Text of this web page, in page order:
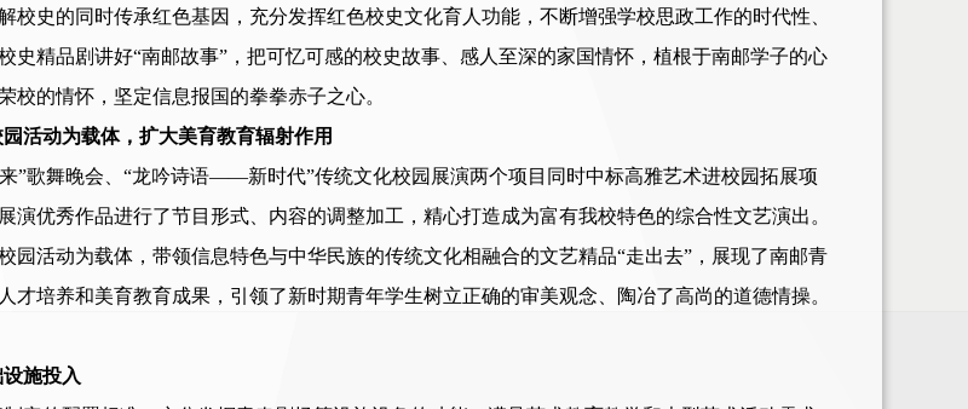
校史的同时传承红色基因，充分发挥红色校史文化育人功能，不断增强学校思政工作的时代性、
史精品剧讲好“南邮故事”，把可忆可感的校史故事、感人至深的家国情怀，植根于南邮学子的心
校的情怀，坚定信息报国的拳拳赤子之心。
活动为载体，扩大美育教育辐射作用
来”歌舞晚会、“龙吟诗语——新时代”传统文化校园展演两个项目同时中标高雅艺术进校园拓展项
演优秀作品进行了节目形式、内容的调整加工，精心打造成为富有我校特色的综合性文艺演出。
园活动为载体，带领信息特色与中华民族的传统文化相融合的文艺精品“走出去”，展现了南邮青
才培养和美育教育成果，引领了新时期青年学生树立正确的审美观念、陶冶了高尚的道德情操。
施投入